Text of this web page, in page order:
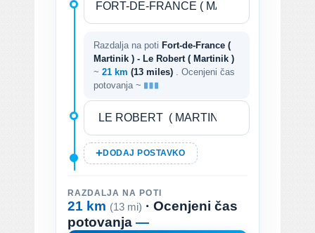
Razdalja na poti Fort-de-France (
Martinik ) - Le Robert ( Martinik )
~ 21 km (13 miles)
. Ocenjeni čas
potovanja ~
DODAJ POSTAVKO
RAZDALJA NA POTI
21 km (13 mi) · Ocenjeni čas
potovanja —